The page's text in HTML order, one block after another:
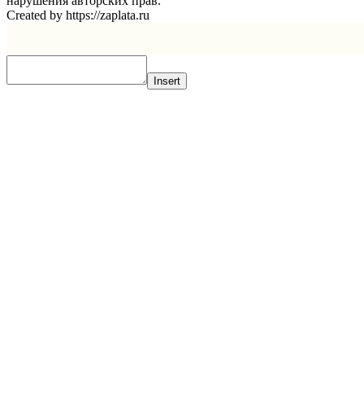
Created by https://zaplata.ru
Insert